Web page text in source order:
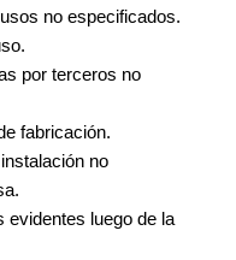
no especificados.
por terceros no
fabricación.
no
evidentes luego de la